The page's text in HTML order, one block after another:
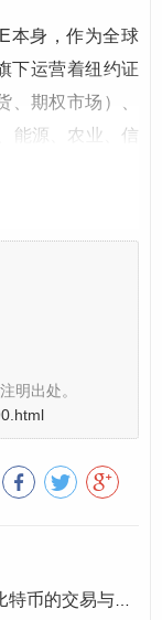
本身，作为全球
下运营着纽约证
、期权市场）、
能源、农业、信
心优势在于：
及连接全球市场
，但这种态度在
币”的标志性事
规的西
打造一个“受监
明出处。